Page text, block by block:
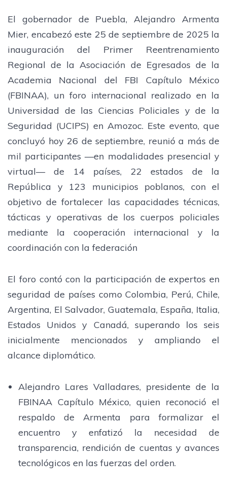
El gobernador de Puebla, Alejandro Armenta
Mier, encabezó este 25 de septiembre de 2025 la
inauguración del Primer Reentrenamiento
Regional de la Asociación de Egresados de la
Academia Nacional del FBI Capítulo México
(FBINAA), un foro internacional realizado en la
Universidad de las Ciencias Policiales y de la
Seguridad (UCIPS) en Amozoc. Este evento, que
concluyó hoy 26 de septiembre, reunió a más de
mil participantes —en modalidades presencial y
virtual— de 14 países, 22 estados de la
República y 123 municipios poblanos, con el
objetivo de fortalecer las capacidades técnicas,
tácticas y operativas de los cuerpos policiales
mediante la cooperación internacional y la
coordinación con la federación
El foro contó con la participación de expertos en
seguridad de países como Colombia, Perú, Chile,
Argentina, El Salvador, Guatemala, España, Italia,
Estados Unidos y Canadá, superando los seis
inicialmente mencionados y ampliando el
alcance diplomático.
Alejandro Lares Valladares, presidente de la
FBINAA Capítulo México, quien reconoció el
respaldo de Armenta para formalizar el
encuentro y enfatizó la necesidad de
transparencia, rendición de cuentas y avances
tecnológicos en las fuerzas del orden.